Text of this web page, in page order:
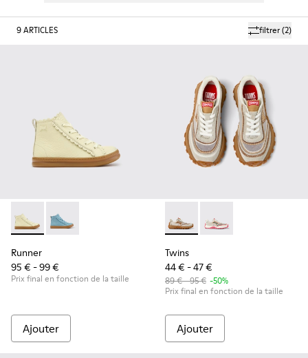
filtrer(2)
9ARTICLES
Runner - K900421-002 - Baskets en cuir beige pour enfants.
Runner - K900421-001
Runner
95 € - 99 €
Prix final en fonction de la taille
Ajouter
Twins - K800685-002 -
Twins - K800685-001
Twins
44 € - 47 €
89 € - 95 € -50%
Prix final en fonction de la taille
Ajouter